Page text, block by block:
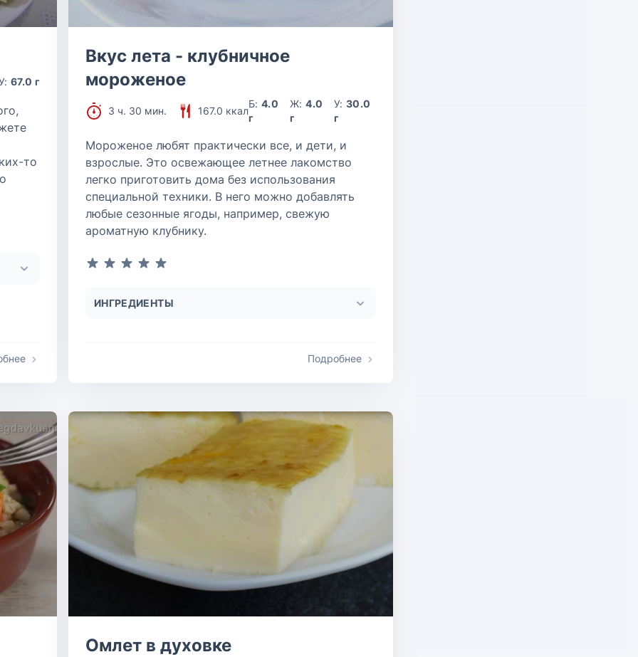
67.0 г
то
Вкус лета - клубничное
мороженое
3 ч. 30 мин. 167.0 ккал
Б:4.0
г
Ж:4.0
г
У:30.0
г
Мороженое любят практически все, и дети, и
взрослые. Это освежающее летнее лакомство
легко приготовить дома без использования
специальной техники. В него можно добавлять
любые сезонные ягоды, например, свежую
ароматную клубнику.
ИНГРЕДИЕНТЫ
Подробнее
Омлет в духовке